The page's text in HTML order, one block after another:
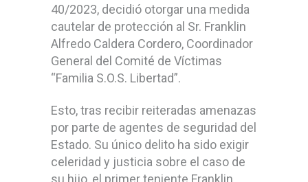
40/2023, decidió otorgar una medida
cautelar de protección al Sr. Franklin
Alfredo Caldera Cordero, Coordinador
General del Comité de Víctimas
“Familia S.O.S. Libertad”.
Esto, tras recibir reiteradas amenazas
por parte de agentes de seguridad del
Estado. Su único delito ha sido exigir
celeridad y justicia sobre el caso de
su hijo, el primer teniente Franklin